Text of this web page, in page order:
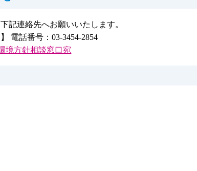
記連絡先へお願いいたします。
電話番号：03-3454-2854
境方針相談窓口宛